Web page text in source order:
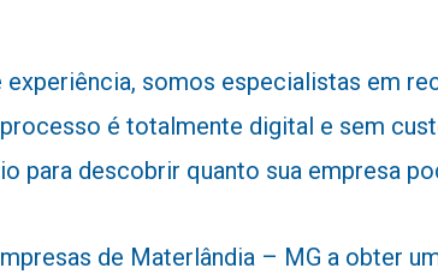
experiência, somos especialistas em
é totalmente digital e sem
para descobrir quanto sua empresa
de Materlândia – MG a obter